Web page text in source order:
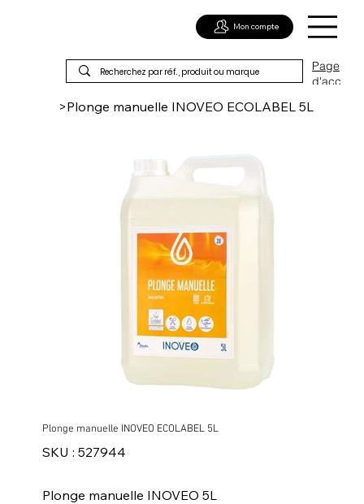
Page
d'acc
Mon compte
>Plonge manuelle INOVEO ECOLABEL 5L
Plonge manuelle INOVEO ECOLABEL 5L
SKU : SKU
527944
527944
Plonge manuelle INOVEO 5L